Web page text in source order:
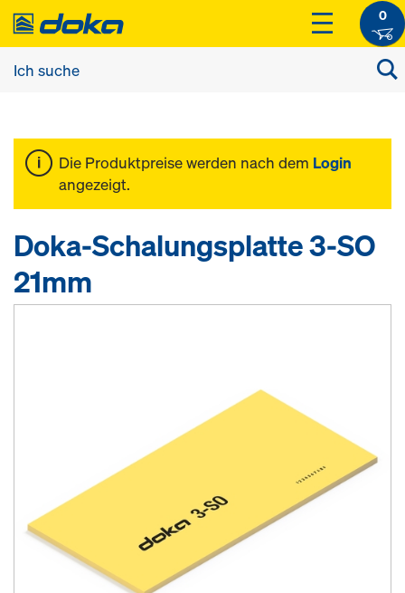
0
Die Produktpreise werden nach dem Login
angezeigt.
Doka-Schalungsplatte 3-SO
21mm